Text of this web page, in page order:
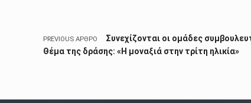
PREVIOUS ΆΡΘΡΟ
Συνεχίζονται οι ομάδες
Θέμα της δράσης: «Η μοναξιά στην τρίτη ηλικία»